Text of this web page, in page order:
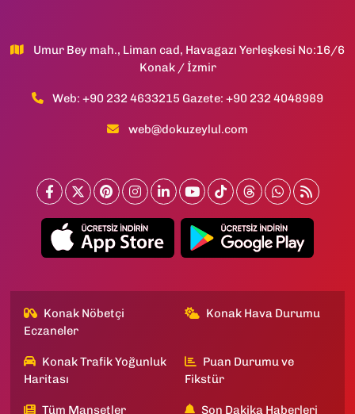
Umur Bey mah., Liman cad, Havagazı Yerleşkesi No:16/6
Konak / İzmir
Web: +90 232 4633215 Gazete: +90 232 4048989
web@dokuzeylul.com
Konak Nöbetçi
Eczaneler
Konak Hava Durumu
Konak Trafik Yoğunluk
Haritası
Puan Durumu ve
Fikstür
Tüm Manşetler Son Dakika Haberleri